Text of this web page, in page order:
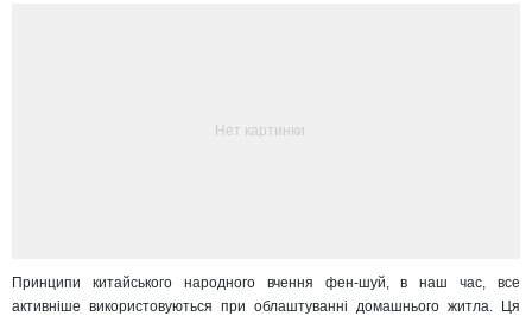
Нет картинки
Принципи китайського народного вчення фен-шуй, в наш час, все
активніше використовуються при облаштуванні домашнього житла. Ця